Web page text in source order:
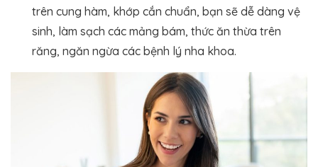
trên cung hàm, khớp cắn chuẩn, bạn sẽ dễ dàng vệ
sinh, làm sạch các mảng bám, thức ăn thừa trên
răng, ngăn ngừa các bệnh lý nha khoa.